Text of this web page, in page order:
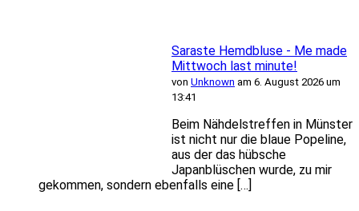
Saraste Hemdbluse - Me made
Mittwoch last minute!
von Unknown am 6. August 2026 um
13:41
Beim Nähdelstreffen in Münster
ist nicht nur die blaue Popeline,
aus der das hübsche
Japanblüschen wurde, zu mir
gekommen, sondern ebenfalls eine […]